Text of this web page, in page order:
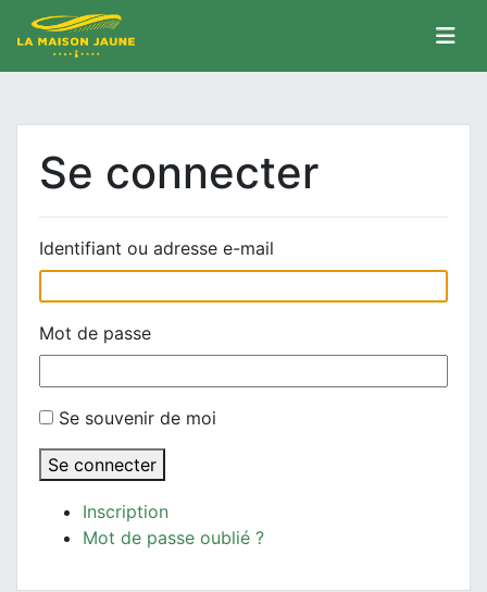
Se connecter
Identifiant ou adresse e-mail
Mot de passe
Se souvenir de moi
Se connecter
Inscription
Mot de passe oublié ?